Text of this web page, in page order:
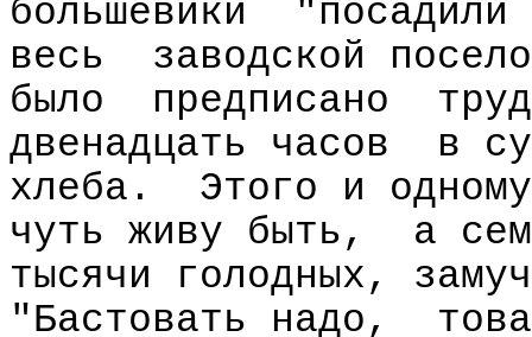
большевики
"посадили
весь
заводской
было
предписано
двенадцать часов
в
хлеба.
Этого и
чуть живу быть,
а
тысячи голодных,
"Бастовать надо,